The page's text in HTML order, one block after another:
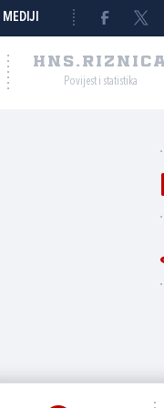
MEDIJI
Povijest i statistika